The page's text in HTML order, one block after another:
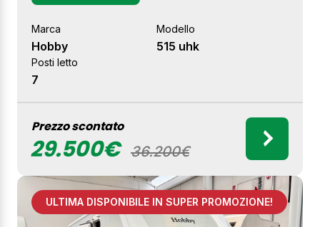
Marca
Hobby
Modello
515 uhk
Posti letto
7
Prezzo scontato
29.500€ 36.200€
ULTIMA DISPONIBILE IN SUPER PROMOZIONE!